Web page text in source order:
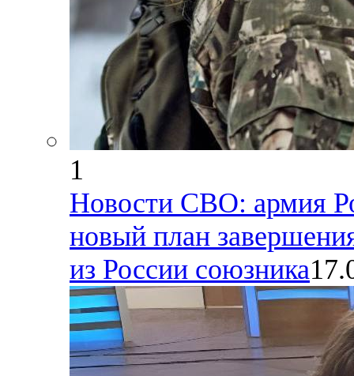
1
Новости СВО: армия
новый план
из России союзника